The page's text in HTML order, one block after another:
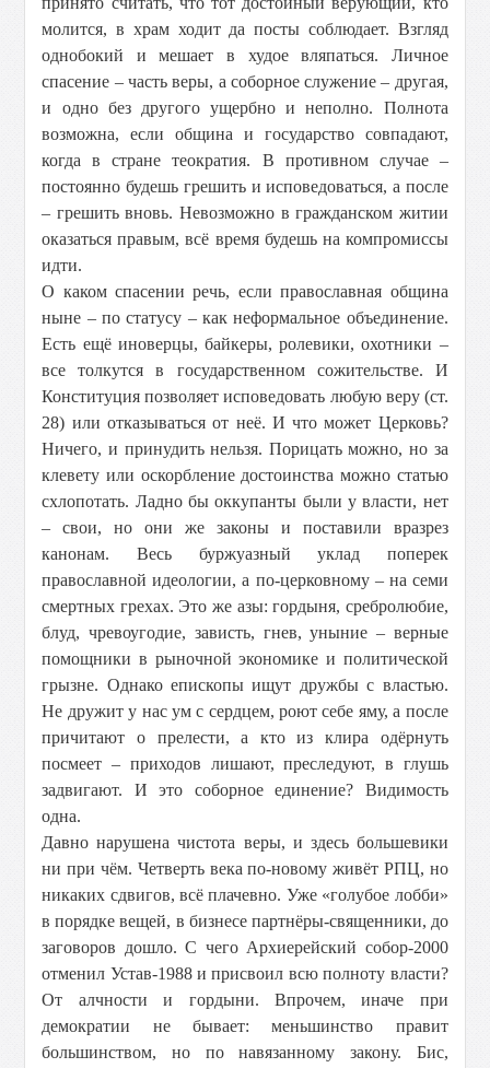
молится, в храм ходит да посты соблюдает. Взгляд
однобокий и мешает в худое вляпаться. Личное
спасение – часть веры, а соборное служение – другая,
и одно без другого ущербно и неполно. Полнота
возможна, если община и государство совпадают,
когда в стране теократия. В противном случае –
постоянно будешь грешить и исповедоваться, а после
– грешить вновь. Невозможно в гражданском житии
оказаться правым, всё время будешь на компромиссы
идти.
О каком спасении речь, если православная община
ныне – по статусу – как неформальное объединение.
Есть ещё иноверцы, байкеры, ролевики, охотники –
все толкутся в государственном сожительстве. И
Конституция позволяет исповедовать любую веру (ст.
28) или отказываться от неё. И что может Церковь?
Ничего, и принудить нельзя. Порицать можно, но за
клевету или оскорбление достоинства можно статью
схлопотать. Ладно бы оккупанты были у власти, нет
– свои, но они же законы и поставили вразрез
канонам. Весь буржуазный уклад поперек
православной идеологии, а по-церковному – на семи
смертных грехах. Это же азы: гордыня, сребролюбие,
блуд, чревоугодие, зависть, гнев, уныние – верные
помощники в рыночной экономике и политической
грызне. Однако епископы ищут дружбы с властью.
Не дружит у нас ум с сердцем, роют себе яму, а после
причитают о прелести, а кто из клира одёрнуть
посмеет – приходов лишают, преследуют, в глушь
задвигают. И это соборное единение? Видимость
одна.
Давно нарушена чистота веры, и здесь большевики
ни при чём. Четверть века по-новому живёт РПЦ, но
никаких сдвигов, всё плачевно. Уже «голубое лобби»
в порядке вещей, в бизнесе партнёры-священники, до
заговоров дошло. С чего Архиерейский собор-2000
отменил Устав-1988 и присвоил всю полноту власти?
От алчности и гордыни. Впрочем, иначе при
демократии не бывает: меньшинство правит
большинством, но по навязанному закону. Бис,